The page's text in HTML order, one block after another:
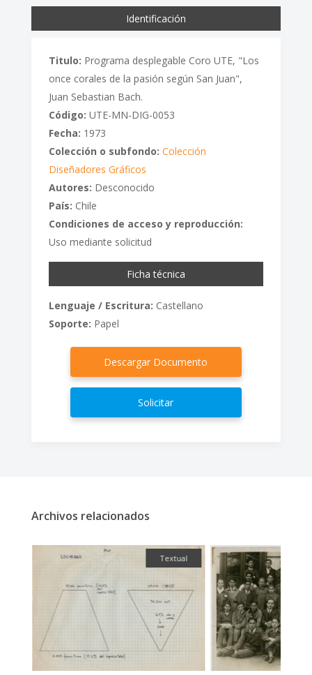
Identificación
Titulo: Programa desplegable Coro UTE, "Los
once corales de la pasión según San Juan",
Juan Sebastian Bach.
Código: UTE-MN-DIG-0053
Fecha: 1973
Colección o subfondo: Colección
Diseñadores Gráficos
Autores: Desconocido
País: Chile
Condiciones de acceso y reproducción:
Uso mediante solicitud
Ficha técnica
Lenguaje / Escritura: Castellano
Soporte: Papel
Descargar Documento
Solicitar
Archivos relacionados
Textual